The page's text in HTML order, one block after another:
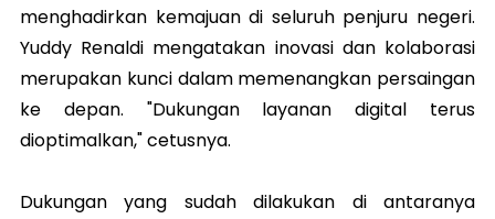
menghadirkan kemajuan di seluruh penjuru negeri.
Yuddy Renaldi mengatakan inovasi dan kolaborasi
merupakan kunci dalam memenangkan persaingan
ke depan. "Dukungan layanan digital terus
dioptimalkan," cetusnya.
Dukungan yang sudah dilakukan di antaranya